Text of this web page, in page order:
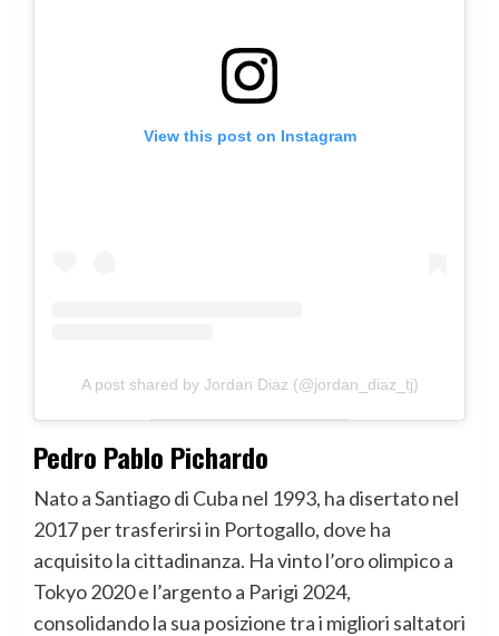
View this post on Instagram
A post shared by Jordan Diaz (@jordan_diaz_tj)
Pedro Pablo Pichardo
Nato a Santiago di Cuba nel 1993, ha disertato nel
2017 per trasferirsi in Portogallo, dove ha
acquisito la cittadinanza. Ha vinto l’oro olimpico a
Tokyo 2020 e l’argento a Parigi 2024,
consolidando la sua posizione tra i migliori saltatori